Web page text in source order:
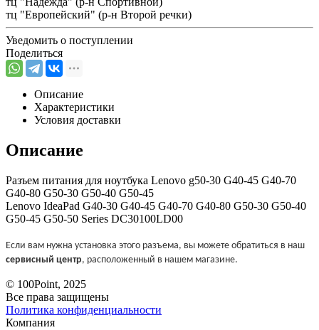
тц "Европейский" (р-н Второй речки)
Уведомить о поступлении
Поделиться
Описание
Характеристики
Условия доставки
Описание
Разъем питания для ноутбука Lenovo g50-30 G40-45 G40-70
G40-80 G50-30 G50-40 G50-45
Lenovo IdeaPad G40-30 G40-45 G40-70 G40-80 G50-30 G50-40
G50-45 G50-50 Series DC30100LD00
Если вам нужна установка этого разъема, вы можете обратиться в наш
сервисный центр, расположенный в нашем магазине.
© 100Point, 2025
Все права защищены
Политика конфиденциальности
Компания